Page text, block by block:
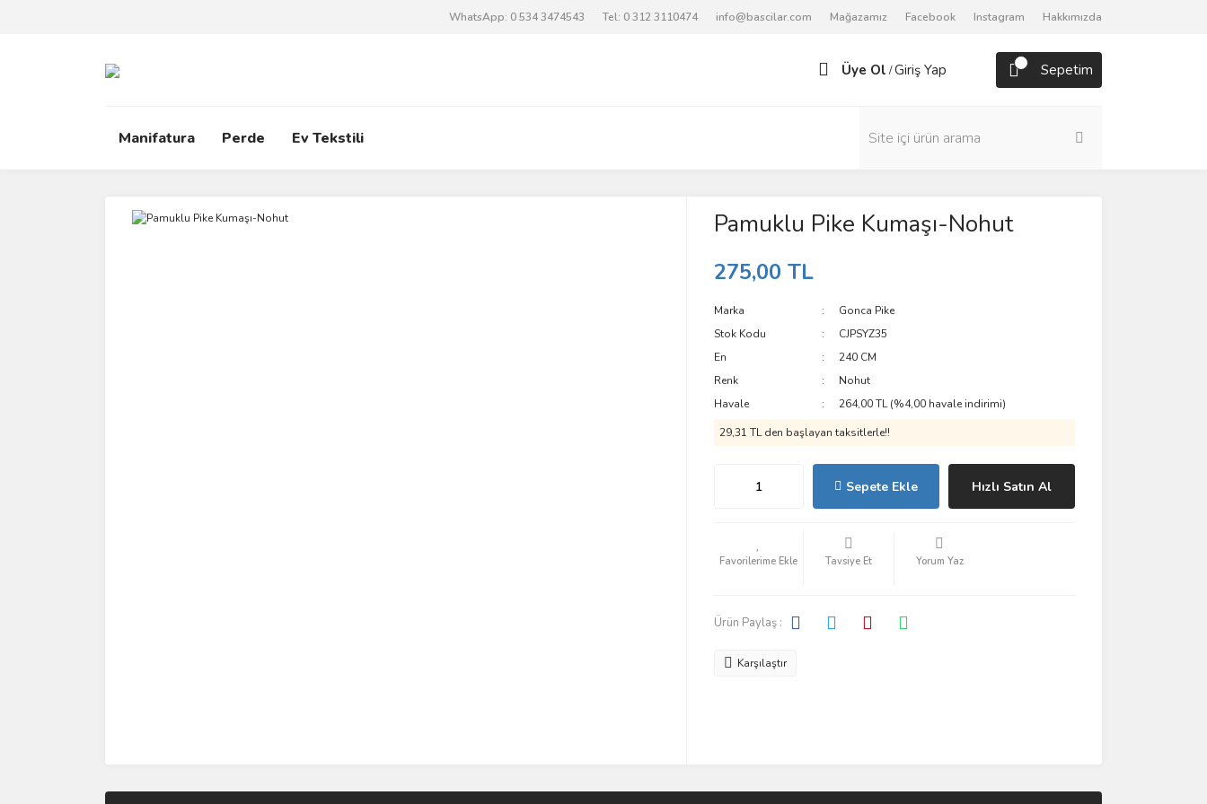
WhatsApp: 0 534 3474543 Tel: 0 312 3110474 info@bascilar.com Mağazamız Facebook Instagram Hakkımızda
Üye Ol /Giriş Yap Sepetim
Manifatura Perde Ev Tekstili
Pamuklu Pike Kumaşı-Nohut
275,00 TL
Marka
Gonca Pike
Stok Kodu
CJPSYZ35
En
240 CM
Renk
Nohut
Havale
264,00 TL (%4,00 havale indirimi)
29,31 TL den başlayan taksitlerle!!
Sepete Ekle Hızlı Satın Al
Tavsiye Et Yorum Yaz
Ürün Paylaş :
Karşılaştır